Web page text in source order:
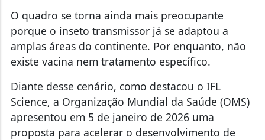
O quadro se torna ainda mais preocupante
porque o inseto transmissor já se adaptou a
amplas áreas do continente. Por enquanto, não
existe vacina nem tratamento específico.
Diante desse cenário, como destacou o IFL
Science, a Organização Mundial da Saúde (OMS)
apresentou em 5 de janeiro de 2026 uma
proposta para acelerar o desenvolvimento de